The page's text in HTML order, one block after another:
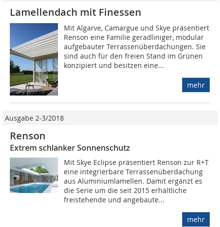
Lamellendach mit Finessen
Mit Algarve, Camargue und Skye präsentiert
Renson eine Familie geradliniger, modular
aufgebauter Terrassenüberdachungen. Sie
sind auch für den freien Stand im Grünen
konzipiert und besitzen eine...
mehr
Ausgabe 2-3/2018
Renson
Extrem schlanker Sonnenschutz
Mit Skye Eclipse präsentiert Renson zur R+T
eine integrierbare Terrassenüberdachung
aus Aluminiumlamellen. Damit ergänzt es
die Serie um die seit 2015 erhältliche
freistehende und angebaute...
mehr